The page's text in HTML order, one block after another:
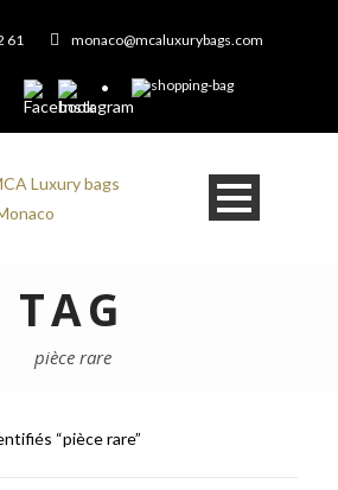
61 monaco@mcaluxurybags.com
TAG
pièce rare
“pièce rare”